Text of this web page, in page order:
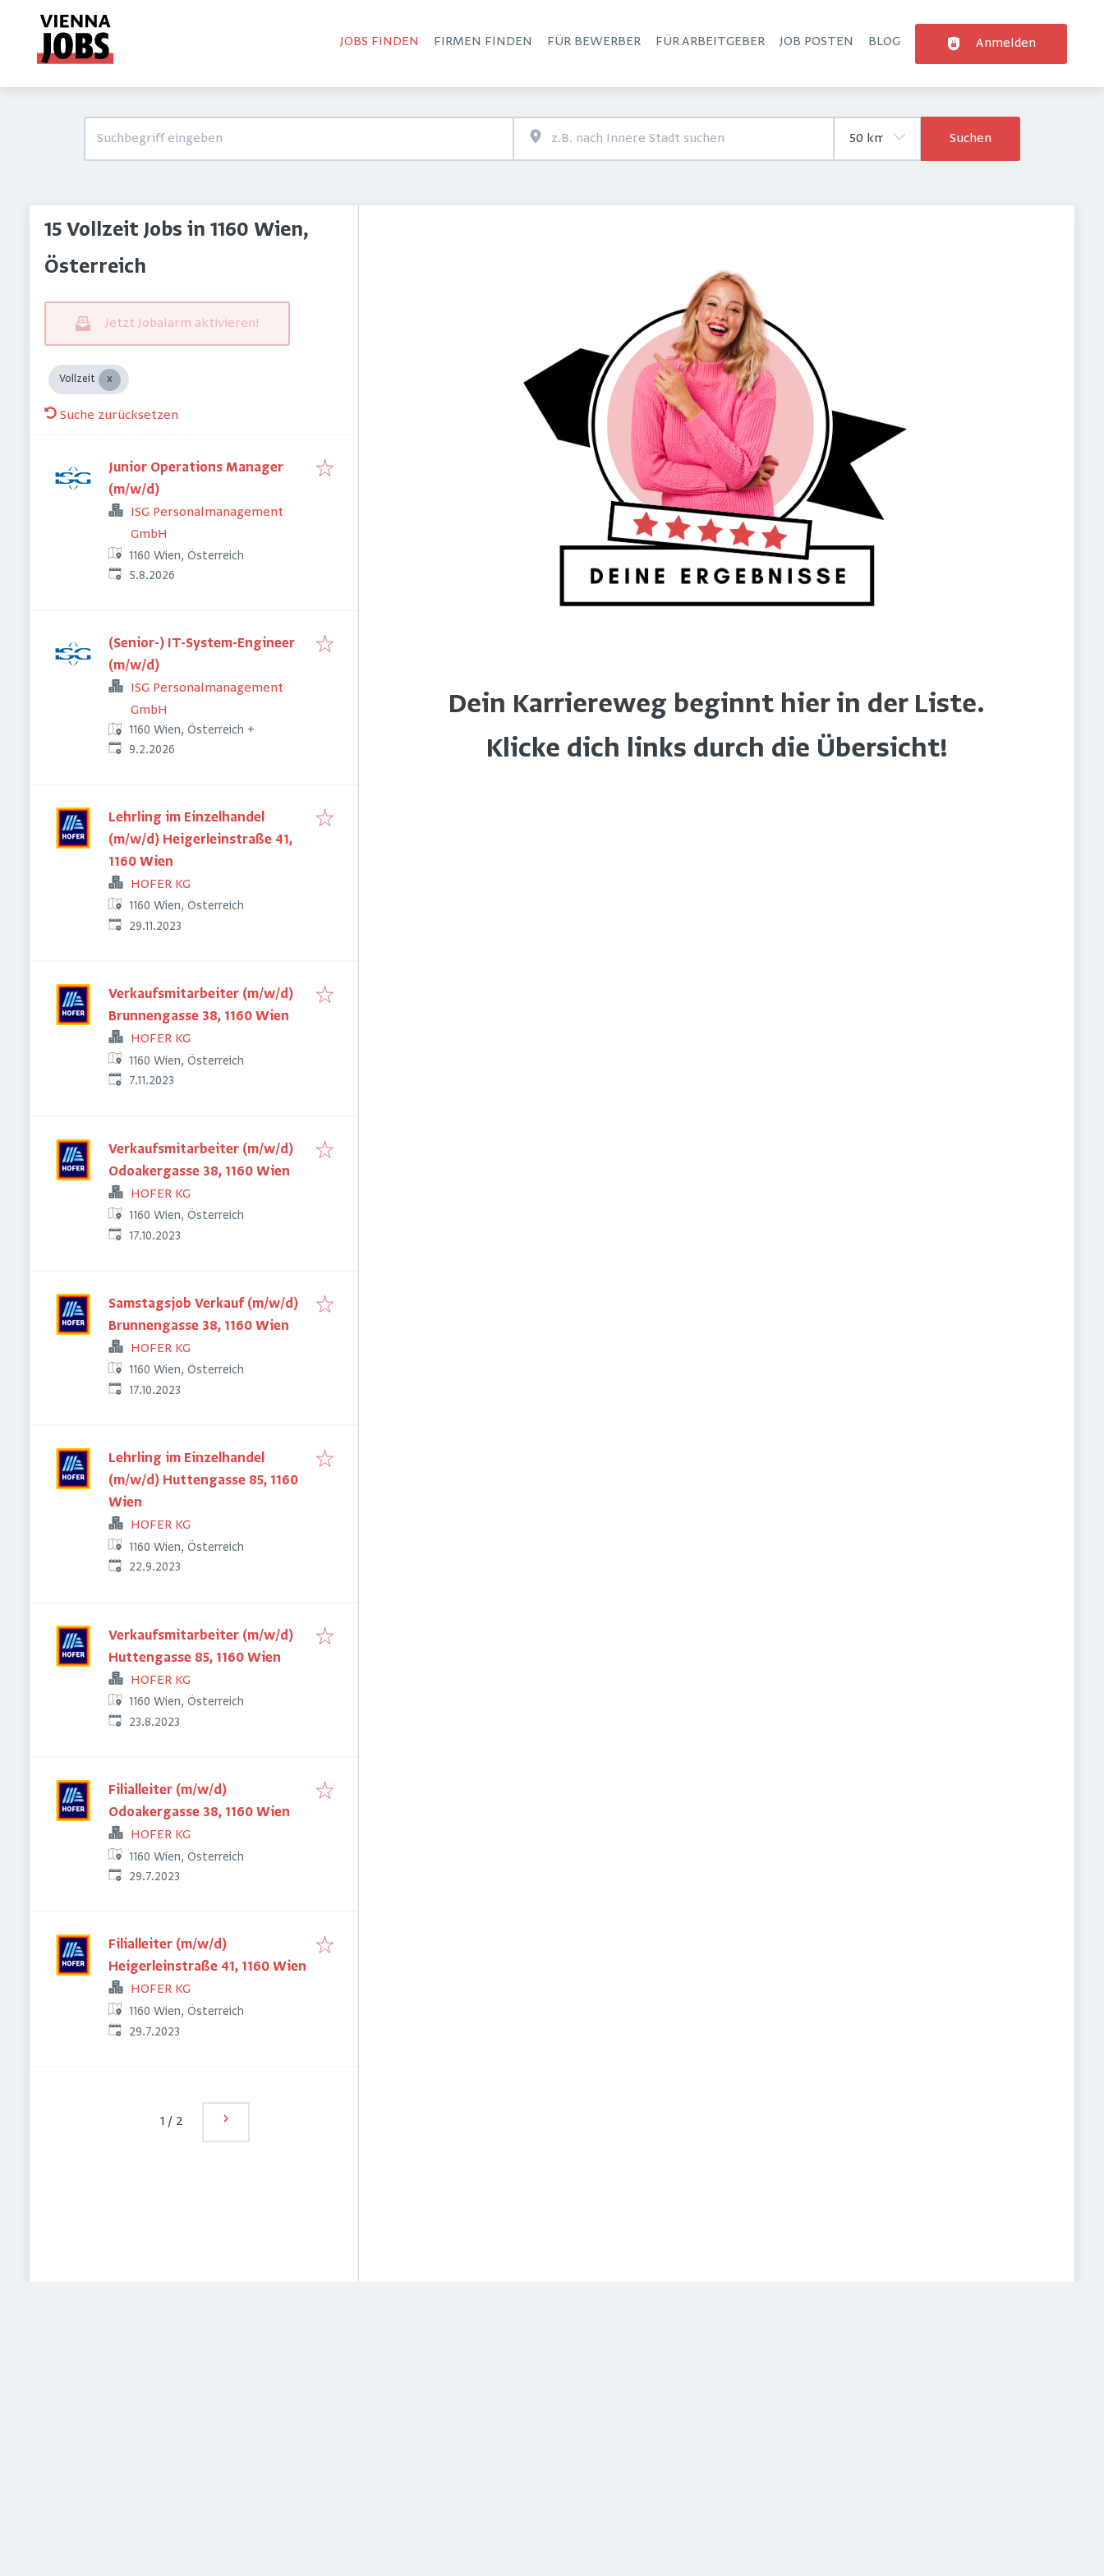
JOBS FINDEN FIRMEN FINDEN FÜR BEWERBER FÜR ARBEITGEBER JOB POSTEN BLOG Anmelden
Suchen
15 Vollzeit Jobs in 1160 Wien,
Österreich
Jetzt Jobalarm aktivieren!
Vollzeit
Suche zurücksetzen
Junior Operations Manager
(m/w/d)
ISG Personalmanagement
GmbH
1160 Wien, Österreich
Veröffentlicht
5.8.2026
(Senior-) IT-System-Engineer
(m/w/d)
ISG Personalmanagement
GmbH
1160 Wien, Österreich +
Veröffentlicht
9.2.2026
Lehrling im Einzelhandel
(m/w/d) Heigerleinstraße 41,
1160 Wien
HOFER KG
1160 Wien, Österreich
Veröffentlicht
29.11.2023
Verkaufsmitarbeiter (m/w/d)
Brunnengasse 38, 1160 Wien
HOFER KG
1160 Wien, Österreich
Veröffentlicht
7.11.2023
Verkaufsmitarbeiter (m/w/d)
Odoakergasse 38, 1160 Wien
HOFER KG
1160 Wien, Österreich
Veröffentlicht
17.10.2023
Samstagsjob Verkauf (m/w/d)
Brunnengasse 38, 1160 Wien
HOFER KG
1160 Wien, Österreich
Veröffentlicht
17.10.2023
Lehrling im Einzelhandel
(m/w/d) Huttengasse 85, 1160
Wien
HOFER KG
1160 Wien, Österreich
Veröffentlicht
22.9.2023
Verkaufsmitarbeiter (m/w/d)
Huttengasse 85, 1160 Wien
HOFER KG
1160 Wien, Österreich
Veröffentlicht
23.8.2023
Filialleiter (m/w/d)
Odoakergasse 38, 1160 Wien
HOFER KG
1160 Wien, Österreich
Veröffentlicht
29.7.2023
Filialleiter (m/w/d)
Heigerleinstraße 41, 1160 Wien
HOFER KG
1160 Wien, Österreich
Veröffentlicht
29.7.2023
1 / 2
Dein Karriereweg beginnt hier in der Liste.
Klicke dich links durch die Übersicht!